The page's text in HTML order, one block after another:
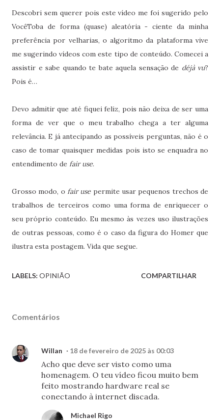
Descobri sem querer pois este vídeo me foi sugerido pelo
VocêToba de forma (quase) aleatória - ciente da minha
preferência por velharias, o algoritmo da plataforma vive
me sugerindo vídeos com este tipo de conteúdo. Comecei a
assistir e sabe quando te bate aquela sensação de déjà vu?
Pois é…
Devo admitir que até fiquei feliz, pois não deixa de ser uma
forma de ver que o meu trabalho chega a ter alguma
relevância. E já antecipando as possíveis perguntas, não é o
caso de tomar quaisquer medidas pois isto se enquadra no
entendimento de fair use.
Grosso modo, o fair use permite usar pequenos trechos de
trabalhos de terceiros como uma forma de enriquecer o
seu próprio conteúdo. Eu mesmo às vezes uso ilustrações
de outras pessoas, como é o caso da figura do Homer que
ilustra esta postagem. Vida que segue.
LABELS: OPINIÃO COMPARTILHAR
Comentários
Willan 18 de fevereiro de 2025 às 00:03
Acho que deve ser visto como uma
homenagem. O teu vídeo ficou muito bem
feito mostrando hardware real se
conectando à internet discada.
Michael Rigo